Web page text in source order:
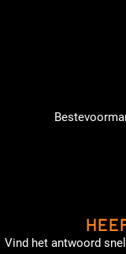
Vind het antwoord